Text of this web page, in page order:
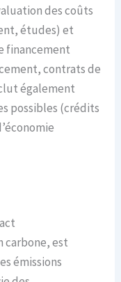
des coûts
études) et
financement
contrats de
également
possibles (crédits
carbone, est
émissions